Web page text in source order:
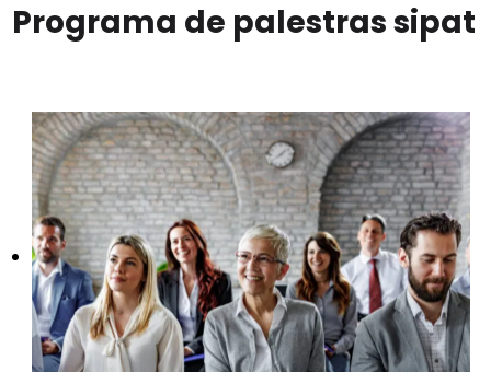
Programa de palestras sipat